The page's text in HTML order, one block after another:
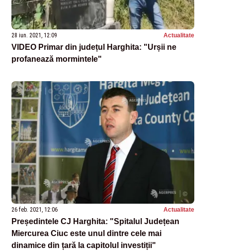
28 iun. 2021, 12:09 Actualitate
VIDEO Primar din județul Harghita: "Urșii ne
profanează mormintele"
26 feb. 2021, 12:06 Actualitate
Președintele CJ Harghita: "Spitalul Județean
Miercurea Ciuc este unul dintre cele mai
dinamice din țară la capitolul investiții"